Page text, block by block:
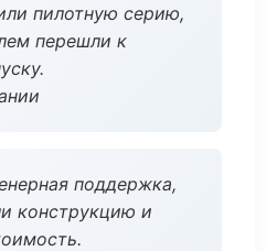
пилотную серию,
перешли к
поддержка,
конструкцию и